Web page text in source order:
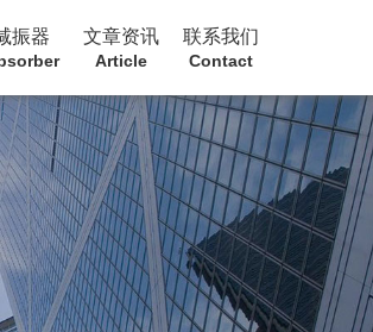
振器 文章资讯
Article
联系我们
Contact